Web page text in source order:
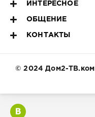
ИНТЕРЕСНОЕ
ОБЩЕНИЕ
КОНТАКТЫ
© 2024 Дом2-ТВ.ком